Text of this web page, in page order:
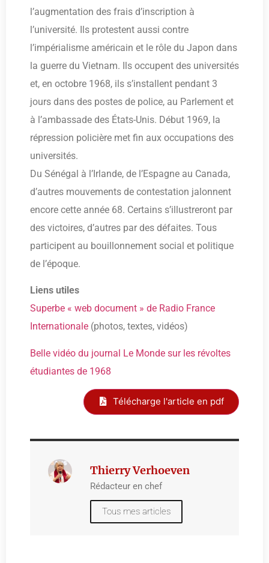
l’augmentation des frais d’inscription à
l’université. Ils protestent aussi contre
l’impérialisme américain et le rôle du Japon dans
la guerre du Vietnam. Ils occupent des universités
et, en octobre 1968, ils s’installent pendant 3
jours dans des postes de police, au Parlement et
à l’ambassade des États-Unis. Début 1969, la
répression policière met fin aux occupations des
universités.
Du Sénégal à l’Irlande, de l’Espagne au Canada,
d’autres mouvements de contestation jalonnent
encore cette année 68. Certains s’illustreront par
des victoires, d’autres par des défaites. Tous
participent au bouillonnement social et politique
de l’époque.
Liens utiles
Superbe « web document » de Radio France
Internationale (photos, textes, vidéos)
Belle vidéo du journal Le Monde sur les révoltes
étudiantes de 1968
Télécharge l'article en pdf
Thierry Verhoeven
Rédacteur en chef
Tous mes articles